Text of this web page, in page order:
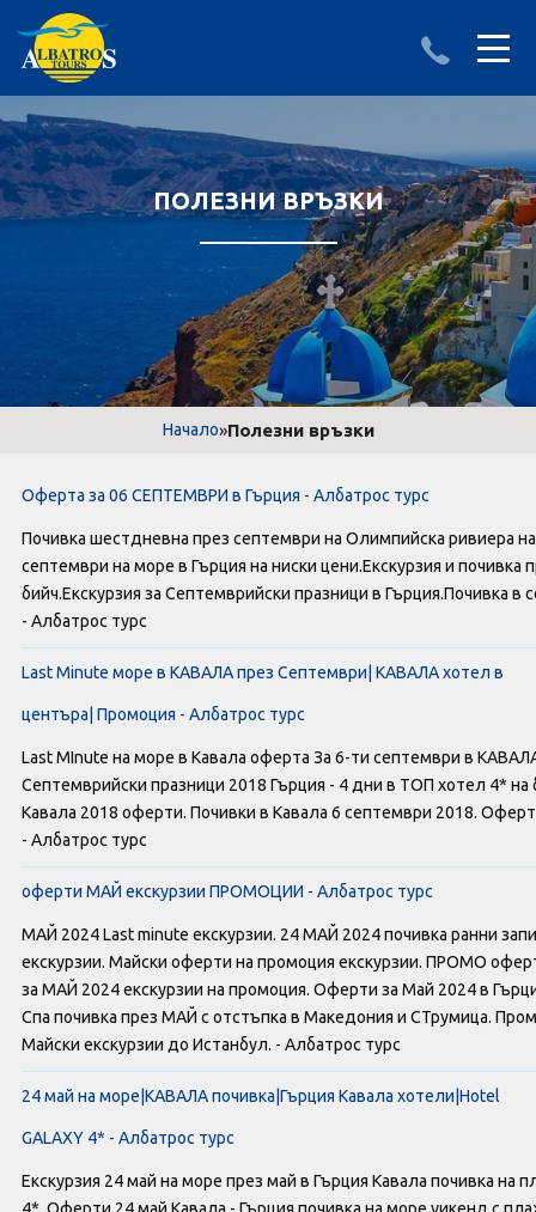
ДЕСТИНАЦИИ
АЛБАНИЯ
ТУРЦИЯ
LAST MINUTE оферти
Оферти За Нова Година
Септемврийски Празници
Автобусни Екскурзии
Албатрос Турс
Документи
Лични данни
Общи условия
Стандартен Формуляр
КОНТАКТИ
ИЗПРАТИ ЗАПИТВАНЕ
ПОЛЕЗНИ ВРЪЗКИ
Начало»Полезни връзки
Оферта за 06 СЕПТЕМВРИ в Гърция - Албатрос турс
Почивка шестдневна през септември на Олимпийска ривиера
септември на море в Гърция на ниски цени.Екскурзия и
бийч.Екскурзия за Септемврийски празници в Гърция.Почивка
- Албатрос турс
Last Minute море в КАВАЛА през Септември| КАВАЛА хотел в
центъра| Промоция - Албатрос турс
Last MInute на море в Кавала оферта За 6-ти септември в
Септемврийски празници 2018 Гърция - 4 дни в ТОП хотел 4* на
Кавала 2018 оферти. Почивки в Кавала 6 септември 2018.
- Албатрос турс
оферти МАЙ екскурзии ПРОМОЦИИ - Албатрос турс
МАЙ 2024 Last minute екскурзии. 24 МАЙ 2024 почивка ранни
екскурзии. Майски оферти на промоция екскурзии. ПРОМО
за МАЙ 2024 екскурзии на промоция. Оферти за Май 2024 в
Спа почивка през МАЙ с отстъпка в Македония и СТрумица.
Майски екскурзии до Истанбул. - Албатрос турс
24 май на море|КАВАЛА почивка|Гърция Кавала хотели|Hotel
GALAXY 4* - Албатрос турс
Екскурзия 24 май на море през май в Гърция Кавала почивка